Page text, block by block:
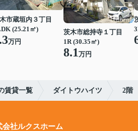
市蔵垣内３丁目
(25.21㎡)
万円
茨木市総持寺１丁目
1R (30.35㎡)
8.1万円
賃貸一覧 ダイトウハイツ 2階
会社ルクスホーム